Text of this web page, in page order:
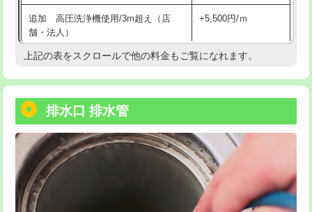
給水管工事※（土の掘削・埋め戻し作
業)
11,000円
給水管工事※（塩ビ管（VP・HI）使
用/3ｍまで)
用（追加）/3ｍ超え)
給水管工事※（ライニング鋼管・銅
管・ポリ管・HT管使用/3ｍまで)
44,000円
給水管工事※（ライニング鋼管・銅
管・ポリ管・HT管使用/3ｍ超え)
+8,800円
追加 高圧洗浄機使用/3m超え（店
舗・法人）
+5,500円/ｍ
高度高圧洗浄換 現地調査
トーラー機使用/3mまで
追加トーラー機使用/3m超え +3,300円
カメラ調査 33,000円
桝清掃 8,800円
上記の表をスクロールで他の料金もご覧になれます。
排水口 排水管